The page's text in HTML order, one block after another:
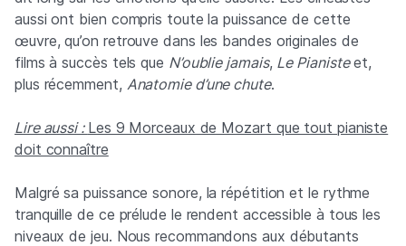
aussi ont bien compris toute la puissance de cette
œuvre, qu’on retrouve dans les bandes originales de
films à succès tels que N’oublie jamais, Le Pianisteet,
plus récemment, Anatomie d’une chute.
Lire aussi : Les 9 Morceaux de Mozart que tout pianiste
doit connaître
Malgré sa puissance sonore, la répétition et le rythme
tranquille de ce prélude le rendent accessible à tous les
niveaux de jeu. Nous recommandons aux débutants